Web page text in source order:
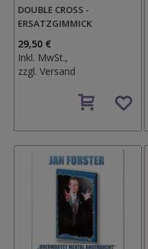
DOUBLE CROSS -
ERSATZGIMMICK
29,50 €
Inkl. MwSt.,
zzgl. Versand
den